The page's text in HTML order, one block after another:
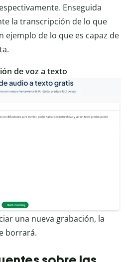
Enseguida
la transcripción de lo que
ejemplo de lo que es capaz de
de voz a texto
una nueva grabación, la
borrará.